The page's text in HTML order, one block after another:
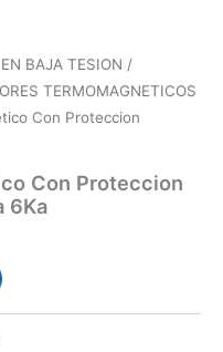
BAJA TESION /
TERMOMAGNETICOS
Con Proteccion
Con Proteccion
6Ka